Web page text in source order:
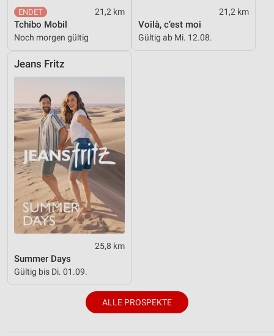
21,2 km
Tchibo Mobil
Noch morgen gültig
21,2 km
Voilà, c’est moi
Gültig ab Mi. 12.08.
Jeans Fritz
25,8 km
Summer Days
Gültig bis Di. 01.09.
ALLE PROSPEKTE